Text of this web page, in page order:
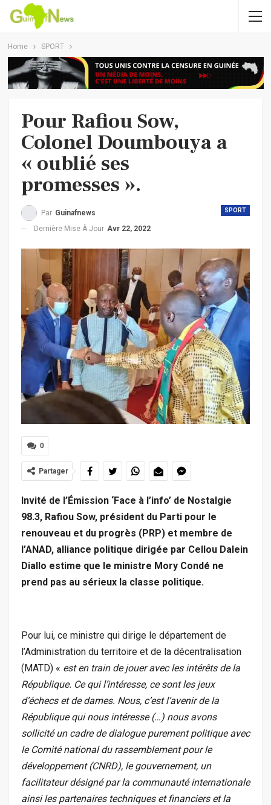
Home SPORT
Pour Rafiou Sow,
Colonel Doumbouya a
« oublié ses
promesses ».
SPORT
Par Guinafnews
Dernière Mise À Jour Avr 22, 2022
0
Partager
Invité de l’Émission ‘Face à l’info’ de Nostalgie
98.3, Rafiou Sow, président du Parti pour le
renouveau et du progrès (PRP) et membre de
l’ANAD, alliance politique dirigée par Cellou Dalein
Diallo estime que le ministre Mory Condé ne
prend pas au sérieux la classe politique.
Pour lui, ce ministre qui dirige le département de
l’Administration du territoire et de la décentralisation
(MATD) « est en train de jouer avec les intérêts de la
République. Ce qui l’intéresse, ce sont les jeux
d’échecs et de dames. Nous, c’est l’avenir de la
République qui nous intéresse (…) nous avons
sollicité un cadre de dialogue purement politique avec
le Comité national du rassemblement pour le
développement (CNRD), le gouvernement, un
facilitateur désigné par la communauté internationale
ainsi les partenaires techniques et financiers et la